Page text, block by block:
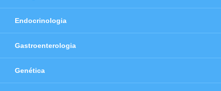
Endocrinologia
Gastroenterologia
Genética